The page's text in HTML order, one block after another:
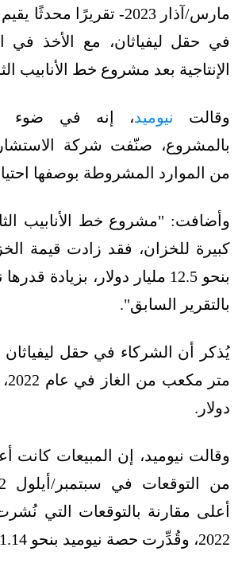
مارس/آذار 2023- تقريرًا
في حقل ليفياثان، مع الأخذ في
الإنتاجية بعد مشروع خط الأنابيب
وقالت نيوميد، إنه في ضوء
بالمشروع، صنّفت شركة
من الموارد المشروطة بوصفها
وأضافت: "مشروع خط الأنابيب
كبيرة للخزان، فقد زادت قيمة
بالتقرير السابق".
دولار.
أعلى مقارنة بالتوقعات التي
2022، وقُدِّرت حصة نيوميد بنحو 1.14 مليار دولار.